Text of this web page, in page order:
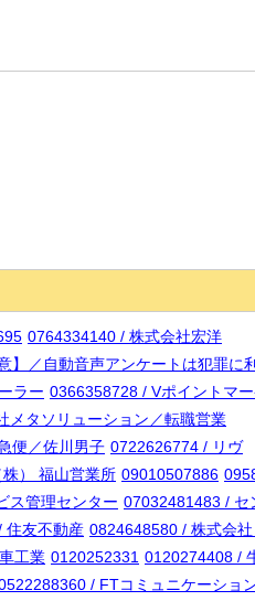
0764334140 / 株式会社宏洋
】／自動音声アンケートは犯罪に
ラー 0366358728 / Vポイントマ
メタソリューション／転職営業
便／佐川男子 0722626774 / リヴ
） 福山営業所 09010507886
ス管理センター 07032481483 / セ
住友不動産 0824648580 / 株式会
工業 0120252331 0120274408 /
/ FTコミュニケーショ